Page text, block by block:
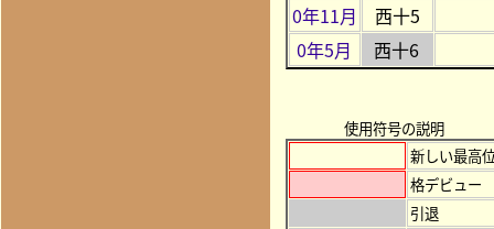
0年11月
西十5
0年5月
西十6
使用符号の説明
新しい最高
格デビュー
引退